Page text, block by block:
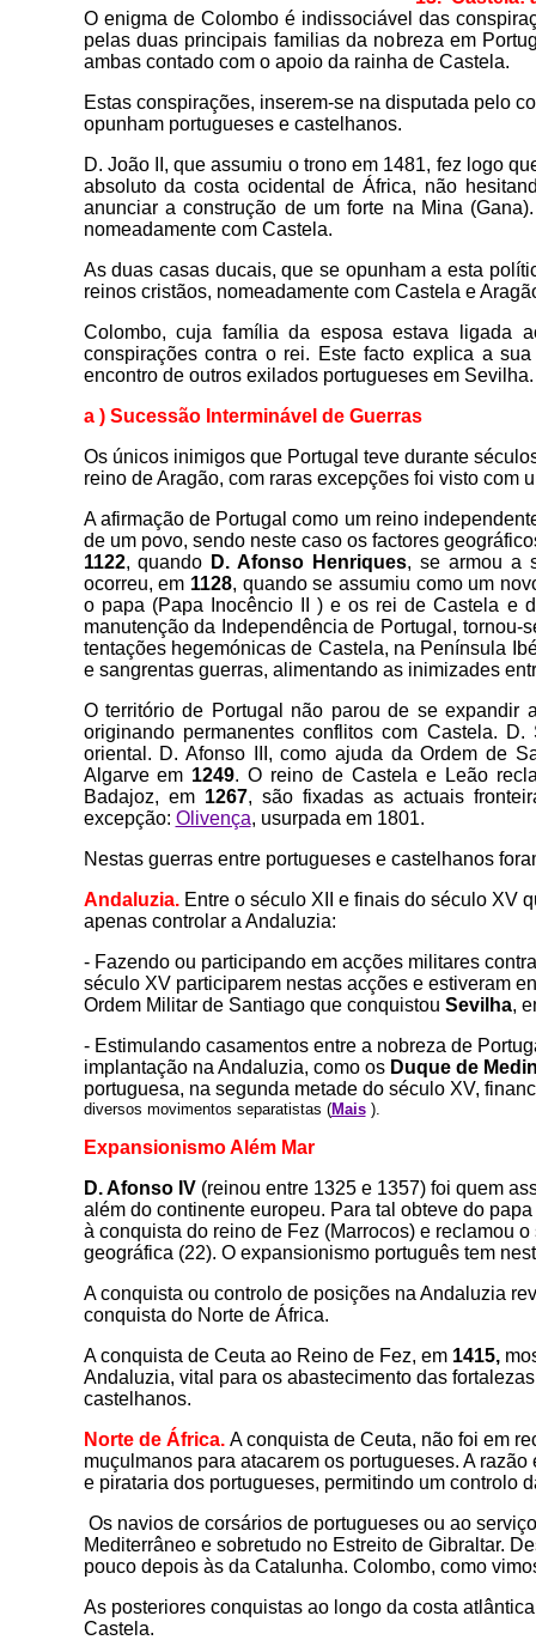
O enigma de Colombo é indissociável das
pelas duas principais familias da nobreza em
ambas contado com o apoio da rainha de Castela.
Estas conspirações, inserem-se na disputada pelo
opunham portugueses e castelhanos.
D. João II, que assumiu o trono em 1481, fez logo
absoluto da costa ocidental de África, não
anunciar a construção de um forte na Mina
nomeadamente com Castela.
As duas casas ducais, que se opunham a esta
reinos cristãos, nomeadamente com Castela e
Colombo, cuja família da esposa estava ligada
conspirações contra o rei. Este facto explica a
encontro de outros exilados portugueses em
a ) Sucessão Interminável de Guerras
Os únicos inimigos que Portugal teve durante
reino de Aragão, com raras excepções foi visto com
A afirmação de Portugal como um reino
de um povo, sendo neste caso os factores
1122, quando D.Afonso Henriques, se armou a
ocorreu, em 1128, quando se assumiu como um
o papa (Papa Inocêncio II ) e os rei de Castela e
manutenção da Independência de Portugal,
tentações hegemónicas de Castela, na Península
e sangrentas guerras, alimentando as inimizades
O território de Portugal não parou de se expandir
originando permanentes conflitos com Castela.
oriental. D. Afonso III, como ajuda da Ordem de
Algarve em 1249. O reino de Castela e Leão
Badajoz, em 1267, são fixadas as actuais
excepção: Olivença, usurpada em 1801.
Nestas guerras entre portugueses e castelhanos
Andaluzia. Entre o século XII e finais do século XV
apenas controlar a Andaluzia:
- Fazendo ou participando em acções militares
século XV participarem nestas acções e estiveram
Ordem Militar de Santiago que conquistou Sevilha,
- Estimulando casamentos entre a nobreza de
implantação na Andaluzia, como os Duque de
portuguesa, na segunda metade do século XV,
diversos movimentos separatistas (Mais ).
Expansionismo Além Mar
D. Afonso IV (reinou entre 1325 e 1357) foi quem
além do continente europeu. Para tal obteve do
à conquista do reino de Fez (Marrocos) e reclamou
geográfica (22). O expansionismo português tem
A conquista ou controlo de posições na Andaluzia
conquista do Norte de África.
A conquista de Ceuta ao Reino de Fez, em 1415,
Andaluzia, vital para os abastecimento das
castelhanos.
Norte de África. A conquista de Ceuta, não foi em
muçulmanos para atacarem os portugueses. A
e pirataria dos portugueses, permitindo um controlo
Os navios de corsários de portugueses ou ao
Mediterrâneo e sobretudo no Estreito de Gibraltar.
pouco depois às da Catalunha. Colombo, como
As posteriores conquistas ao longo da costa
Castela.